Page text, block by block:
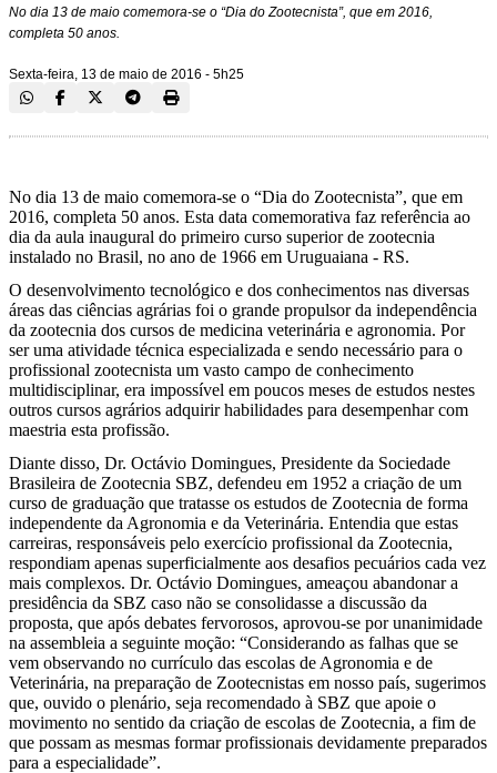
No dia 13 de maio comemora-se o “Dia do Zootecnista”, que em 2016,
completa 50 anos.
Sexta-feira, 13 de maio de 2016 - 5h25
No dia 13 de maio comemora-se o “Dia do Zootecnista”, que em
2016, completa 50 anos. Esta data comemorativa faz referência ao
dia da aula inaugural do primeiro curso superior de zootecnia
instalado no Brasil, no ano de 1966 em Uruguaiana - RS.
O desenvolvimento tecnológico e dos conhecimentos nas diversas
áreas das ciências agrárias foi o grande propulsor da independência
da zootecnia dos cursos de medicina veterinária e agronomia. Por
ser uma atividade técnica especializada e sendo necessário para o
profissional zootecnista um vasto campo de conhecimento
multidisciplinar, era impossível em poucos meses de estudos nestes
outros cursos agrários adquirir habilidades para desempenhar com
maestria esta profissão.
Diante disso, Dr. Octávio Domingues, Presidente da Sociedade
Brasileira de Zootecnia SBZ, defendeu em 1952 a criação de um
curso de graduação que tratasse os estudos de Zootecnia de forma
independente da Agronomia e da Veterinária. Entendia que estas
carreiras, responsáveis pelo exercício profissional da Zootecnia,
respondiam apenas superficialmente aos desafios pecuários cada vez
mais complexos. Dr. Octávio Domingues, ameaçou abandonar a
presidência da SBZ caso não se consolidasse a discussão da
proposta, que após debates fervorosos, aprovou-se por unanimidade
na assembleia a seguinte moção: “Considerando as falhas que se
vem observando no currículo das escolas de Agronomia e de
Veterinária, na preparação de Zootecnistas em nosso país, sugerimos
que, ouvido o plenário, seja recomendado à SBZ que apoie o
movimento no sentido da criação de escolas de Zootecnia, a fim de
que possam as mesmas formar profissionais devidamente preparados
para a especialidade”.